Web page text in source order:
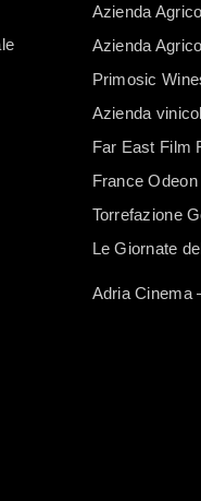
Azienda
Azienda
Primosic
Azienda
Far East Film
France Odeon
Torrefazione
Le Giornate
Adria Cinema